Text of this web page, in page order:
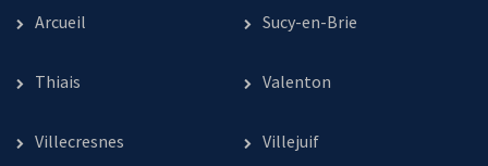
Arcueil Sucy-en-Brie
Thiais Valenton
Villecresnes Villejuif